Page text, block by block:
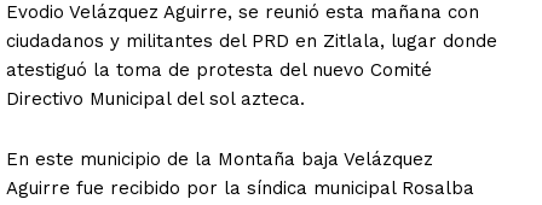
Evodio Velázquez Aguirre, se reunió esta mañana con
ciudadanos y militantes del PRD en Zitlala, lugar donde
atestiguó la toma de protesta del nuevo Comité
Directivo Municipal del sol azteca.
En este municipio de la Montaña baja Velázquez
Aguirre fue recibido por la síndica municipal Rosalba